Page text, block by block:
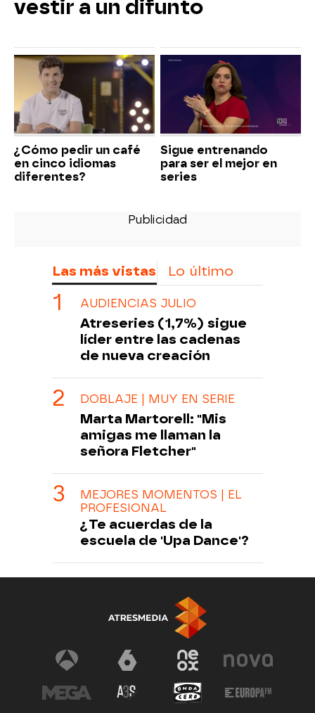
vestir a un difunto
¿Cómo pedir un café
en cinco idiomas
diferentes?
Sigue entrenando
para ser el mejor en
series
Las más vistas Lo último
AUDIENCIAS JULIO
Atreseries (1,7%) sigue
líder entre las cadenas
de nueva creación
DOBLAJE | MUY EN SERIE
Marta Martorell: "Mis
amigas me llaman la
señora Fletcher"
MEJORES MOMENTOS | EL
PROFESIONAL
¿Te acuerdas de la
escuela de 'Upa Dance'?